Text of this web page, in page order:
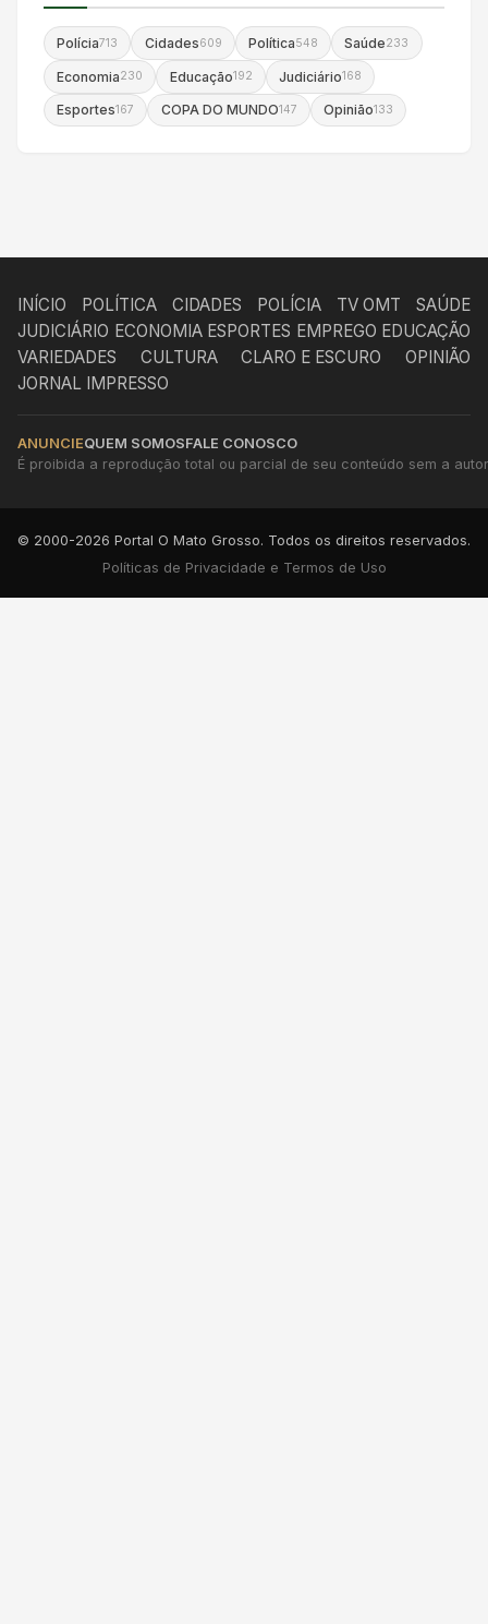
Polícia713 Cidades609 Política548 Saúde233
Economia230 Educação192 Judiciário168
Esportes167 COPA DO MUNDO147 Opinião133
INÍCIO POLÍTICA CIDADES POLÍCIA TV OMT
SAÚDE
JUDICIÁRIO ECONOMIA ESPORTES EMPREGO EDUCAÇÃO
VARIEDADES
CULTURA CLARO E ESCURO
OPINIÃO
JORNAL IMPRESSO
ANUNCIEQUEM SOMOSFALE CONOSCO
É proibida a reprodução total ou parcial de seu conteúdo sem a
© 2000-2026 Portal O Mato Grosso. Todos os direitos reservados.
Políticas de Privacidade e Termos de Uso